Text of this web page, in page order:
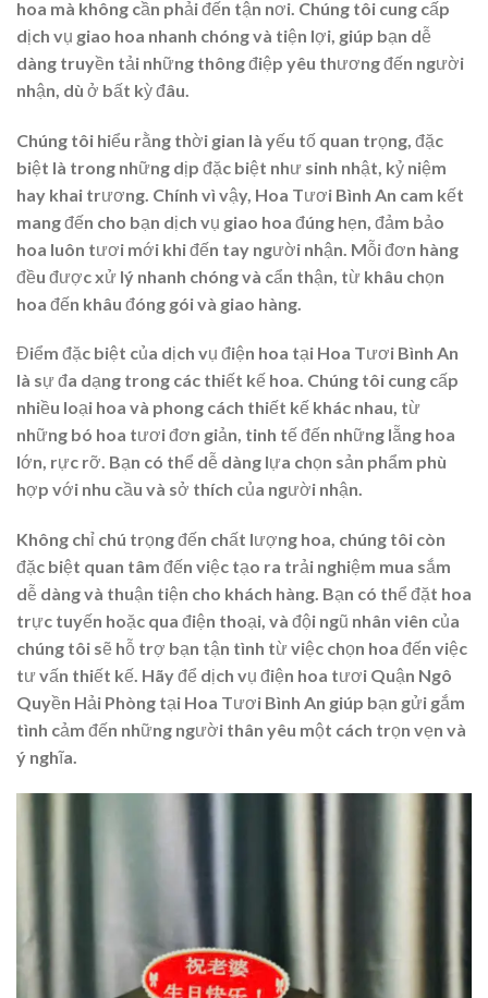
hoa mà không cần phải đến tận nơi. Chúng tôi cung cấp
dịch vụ giao hoa nhanh chóng và tiện lợi, giúp bạn dễ
dàng truyền tải những thông điệp yêu thương đến người
nhận, dù ở bất kỳ đâu.
Chúng tôi hiểu rằng thời gian là yếu tố quan trọng, đặc
biệt là trong những dịp đặc biệt như sinh nhật, kỷ niệm
hay khai trương. Chính vì vậy, Hoa Tươi Bình An cam kết
mang đến cho bạn dịch vụ giao hoa đúng hẹn, đảm bảo
hoa luôn tươi mới khi đến tay người nhận. Mỗi đơn hàng
đều được xử lý nhanh chóng và cẩn thận, từ khâu chọn
hoa đến khâu đóng gói và giao hàng.
Điểm đặc biệt của dịch vụ điện hoa tại Hoa Tươi Bình An
là sự đa dạng trong các thiết kế hoa. Chúng tôi cung cấp
nhiều loại hoa và phong cách thiết kế khác nhau, từ
những bó hoa tươi đơn giản, tinh tế đến những lẵng hoa
lớn, rực rỡ. Bạn có thể dễ dàng lựa chọn sản phẩm phù
hợp với nhu cầu và sở thích của người nhận.
Không chỉ chú trọng đến chất lượng hoa, chúng tôi còn
đặc biệt quan tâm đến việc tạo ra trải nghiệm mua sắm
dễ dàng và thuận tiện cho khách hàng. Bạn có thể đặt hoa
trực tuyến hoặc qua điện thoại, và đội ngũ nhân viên của
chúng tôi sẽ hỗ trợ bạn tận tình từ việc chọn hoa đến việc
tư vấn thiết kế. Hãy để dịch vụ điện hoa tươi Quận Ngô
Quyền Hải Phòng tại Hoa Tươi Bình An giúp bạn gửi gắm
tình cảm đến những người thân yêu một cách trọn vẹn và
ý nghĩa.